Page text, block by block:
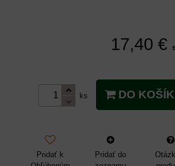
17,40 €
ks DO
Pridať k
Pridať do